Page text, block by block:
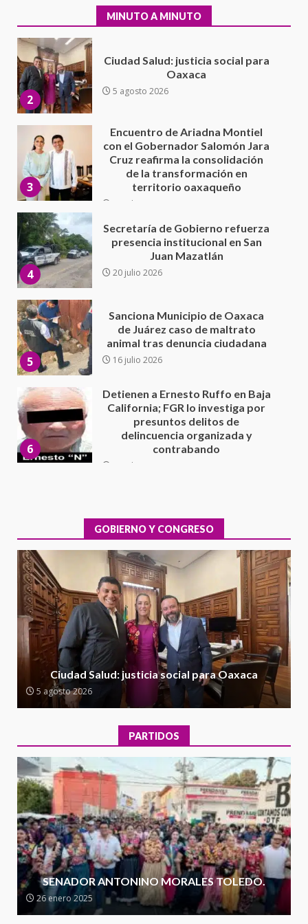
MINUTO A MINUTO
5 agosto 2026
3
con el Gobernador Salomón Jara
Cruz reafirma la consolidación
de la transformación en
4
Secretaría de Gobierno refuerza
presencia institucional en San
Juan Mazatlán
20 julio 2026
5
Sanciona Municipio de Oaxaca
de Juárez caso de maltrato
animal tras denuncia ciudadana
16 julio 2026
6
California; FGR lo investiga por
presuntos delitos de
delincuencia organizada y
contrabando
7
Sin paso carretera Oaxaca-
Cuacnopalan
26 junio 2026
1
integral de las instalaciones de la
Escuela Secundaria General
Moisés Sáenz Garza
5 agosto 2026
2
Ciudad Salud: justicia social para
Oaxaca
5 agosto 2026
3
Encuentro de Ariadna Montiel
con el Gobernador Salomón Jara
Cruz reafirma la consolidación
de la transformación en
territorio oaxaqueño
30 julio 2026
4
presencia institucional en San
Juan Mazatlán
20 julio 2026
5
Sanciona Municipio de Oaxaca
de Juárez caso de maltrato
animal tras denuncia ciudadana
16 julio 2026
Detienen a Ernesto Ruffo en Baja
GOBIERNO Y CONGRESO
Ciudad Salud: justicia social para Oaxaca
5 agosto 2026
PARTIDOS
SENADOR ANTONINO MORALES TOLEDO.
26 enero 2025